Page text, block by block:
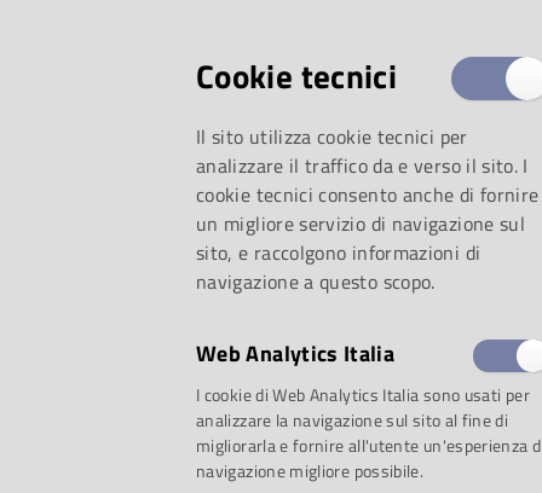
selezione:
Cookie tecnici
Il sito utilizza cookie tecnici per
analizzare il traffico da e verso il sito. I
cookie tecnici consento anche di fornire
un migliore servizio di navigazione sul
sito, e raccolgono informazioni di
navigazione a questo scopo.
Web Analytics Italia
I cookie di Web Analytics Italia sono usati per
analizzare la navigazione sul sito al fine di
migliorarla e fornire all'utente un'esperienza
navigazione migliore possibile.